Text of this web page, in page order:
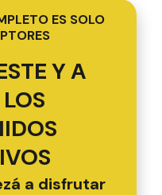
ES SOLO
Y A
a disfrutar